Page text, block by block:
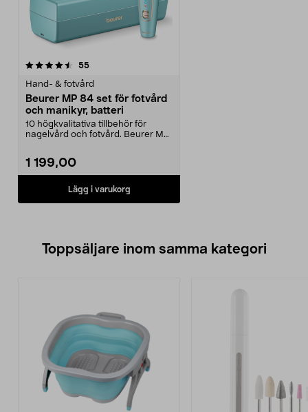
55recensioner
Hand- & fotvård
Beurer MP 84 set för fotvård
och manikyr, batteri
10 högkvalitativa tillbehör för
nagelvård och fotvård. Beurer MP
1 199,00
Lägg i varukorg
Toppsäljare inom samma kategori